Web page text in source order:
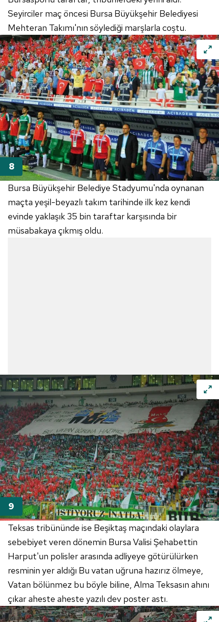
6698 sayılı Kişisel Verilerin Korunması Kanunu uyarınca
hazırlanmış Aydınlatma Metnimizi okumak ve sitemizde
ilgili mevzuata uygun olarak kullanılan çerezlerle ilgili bilgi
almak için lütfentıklayınız.
Seyirciler maç öncesi Bursa Büyükşehir Belediyesi
Mehteran Takımı'nın söylediği marşlarla coştu.
Bursa Büyükşehir Belediye Stadyumu'nda oynanan
maçta yeşil-beyazlı takım tarihinde ilk kez kendi
evinde yaklaşık 35 bin taraftar karşısında bir
müsabakaya çıkmış oldu.
Teksas tribününde ise Beşiktaş maçındaki olaylara
sebebiyet veren dönemin Bursa Valisi Şehabettin
Harput'un polisler arasında adliyeye götürülürken
resminin yer aldığı Bu vatan uğruna hazırız ölmeye,
Vatan bölünmez bu böyle biline, Alma Teksasın ahını
çıkar aheste aheste yazılı dev poster astı.